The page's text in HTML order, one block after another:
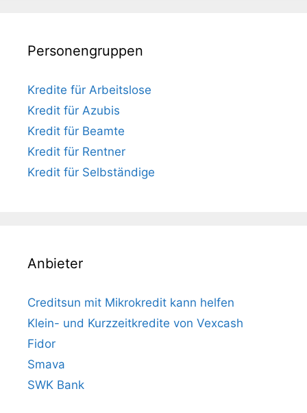
Personengruppen
Kredite für Arbeitslose
Kredit für Azubis
Kredit für Beamte
Kredit für Rentner
Kredit für Selbständige
Anbieter
Creditsun mit Mikrokredit kann helfen
Klein- und Kurzzeitkredite von Vexcash
Fidor
Smava
SWK Bank